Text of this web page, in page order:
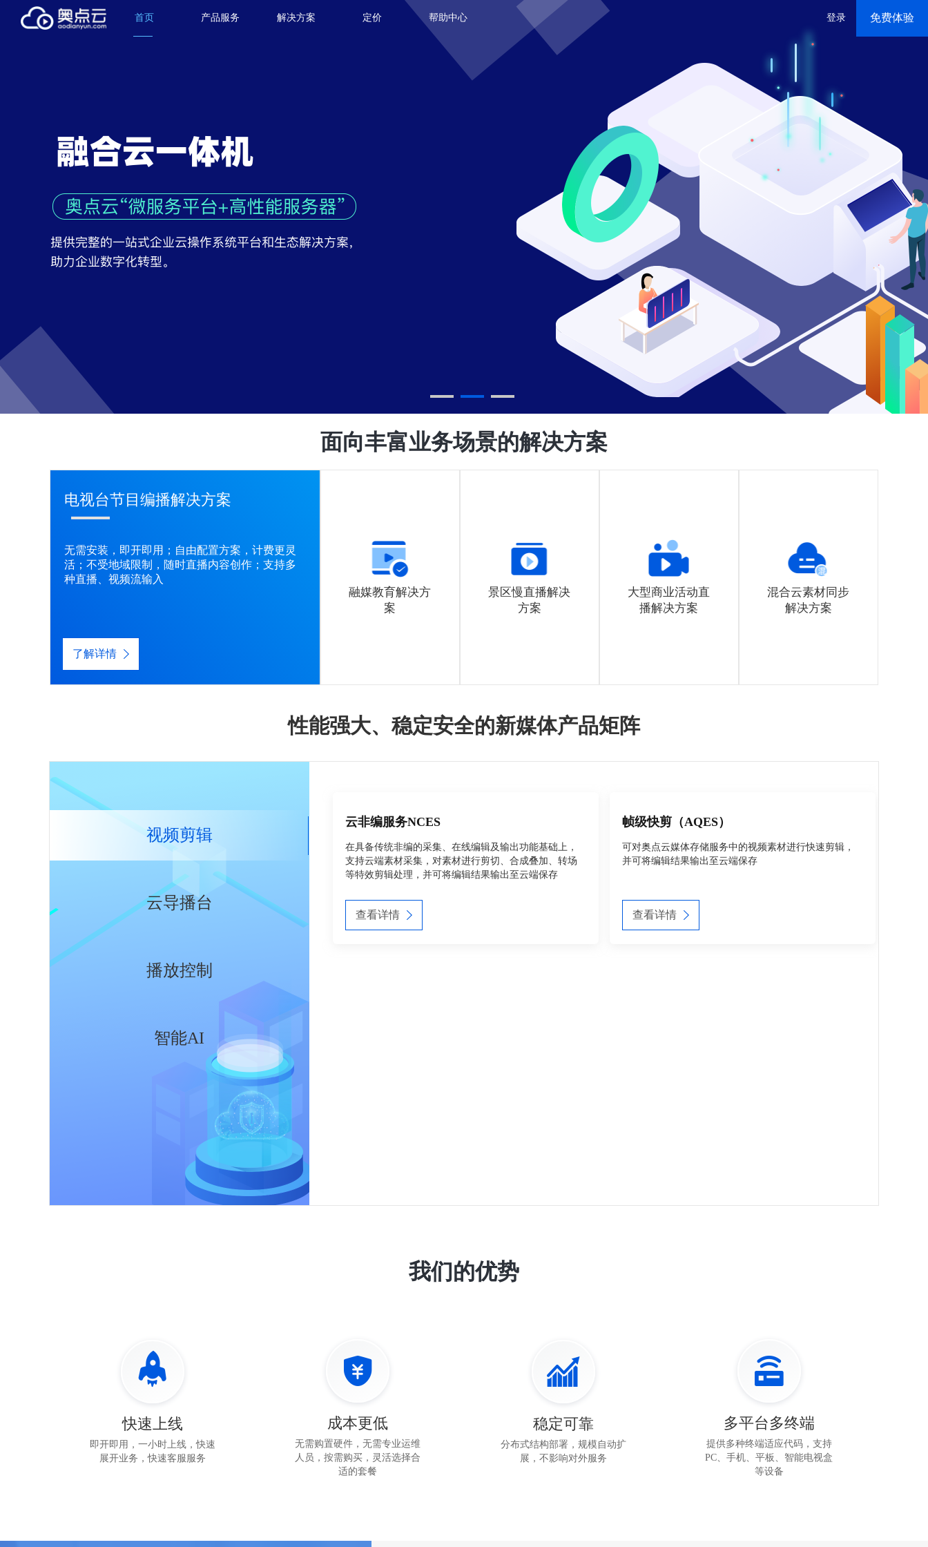
首页 产品服务 解决方案 定价 帮助中心 登录 免费体验
面向丰富业务场景的解决方案
电视台节目编播解决方案
无需安装，即开即用；自由配置方案，计费更灵
活；不受地域限制，随时直播内容创作；支持多
种直播、视频流输入
了解详情
融媒教育解决方
案
景区慢直播解决
方案
大型商业活动直
播解决方案
混合云素材同步
解决方案
性能强大、稳定安全的新媒体产品矩阵
视频剪辑
云导播台
播放控制
智能AI
云非编服务NCES
在具备传统非编的采集、在线编辑及输出功能基础上，
支持云端素材采集，对素材进行剪切、合成叠加、转场
等特效剪辑处理，并可将编辑结果输出至云端保存
查看详情
帧级快剪（AQES）
可对奥点云媒体存储服务中的视频素材进行快速剪辑，
并可将编辑结果输出至云端保存
查看详情
我们的优势
快速上线
即开即用，一小时上线，快速
展开业务，快速客服服务
成本更低
无需购置硬件，无需专业运维
人员，按需购买，灵活选择合
适的套餐
稳定可靠
分布式结构部署，规模自动扩
展，不影响对外服务
多平台多终端
提供多种终端适应代码，支持
PC、手机、平板、智能电视盒
等设备